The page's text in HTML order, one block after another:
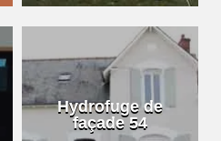
Hydrofuge de
façade 54